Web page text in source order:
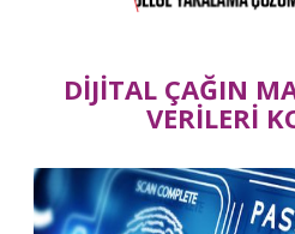
DİJİTAL ÇAĞIN
VERİLERİ